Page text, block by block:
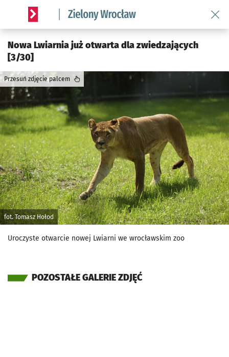
Serwis informacyjny wroclaw.pl podserwis: Środowisko we
Nowa Lwiarnia już otwarta dla zwiedzających
[3/30]
fot. Tomasz Hołod
Przesuń zdjęcie palcem
Uroczyste otwarcie nowej Lwiarni we wrocławskim zoo
POZOSTAŁE GALERIE ZDJĘĆ